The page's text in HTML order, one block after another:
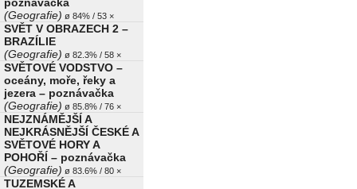
(Geografie) ø 84% / 53 ×
SVĚT V OBRAZECH 2 –
BRAZÍLIE
(Geografie) ø 82.3% / 58 ×
SVĚTOVÉ VODSTVO –
oceány, moře, řeky a
jezera – poznávačka
(Geografie) ø 85.8% / 76 ×
NEJZNÁMĚJŠÍ A
NEJKRÁSNĚJŠÍ ČESKÉ A
SVĚTOVÉ HORY A
POHOŘÍ – poznávačka
(Geografie) ø 83.6% / 80 ×
TUZEMSKÉ A